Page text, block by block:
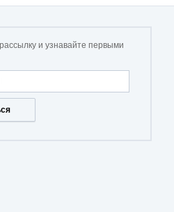
и узнавайте первыми